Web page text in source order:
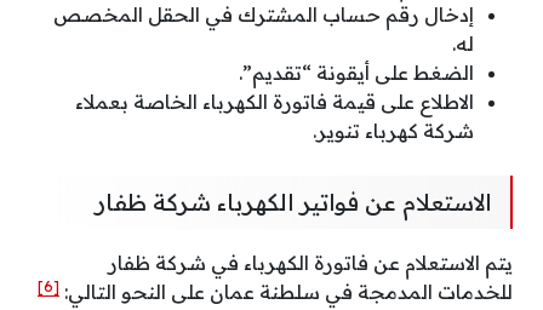
إدخال رقم حساب المشترك في الحقل المخصص
له.
الضغط على أيقونة “تقديم”.
الاطلاع على قيمة فاتورة الكهرباء الخاصة بعملاء
شركة كهرباء تنوير.
الاستعلام عن فواتير الكهرباء شركة ظفار
يتم الاستعلام عن فاتورة الكهرباء في شركة ظفار
للخدمات المدمجة في سلطنة عمان على النحو التالي: [6]